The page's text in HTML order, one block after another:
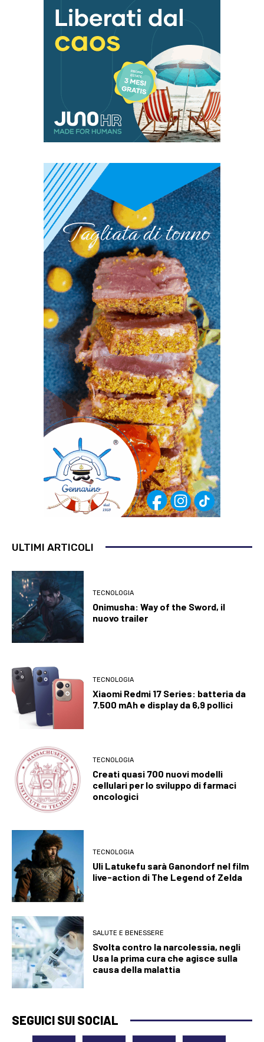
ULTIMI ARTICOLI
TECNOLOGIA
Onimusha: Way of the Sword, il
nuovo trailer
TECNOLOGIA
Xiaomi Redmi 17 Series: batteria da
7.500 mAh e display da 6,9 pollici
TECNOLOGIA
Creati quasi 700 nuovi modelli
cellulari per lo sviluppo di farmaci
oncologici
TECNOLOGIA
Uli Latukefu sarà Ganondorf nel film
live-action di The Legend of Zelda
SALUTE E BENESSERE
Svolta contro la narcolessia, negli
Usa la prima cura che agisce sulla
causa della malattia
SEGUICI SUI SOCIAL